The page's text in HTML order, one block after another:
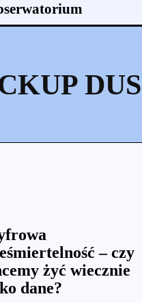
– czy
żyć wiecznie
dane?